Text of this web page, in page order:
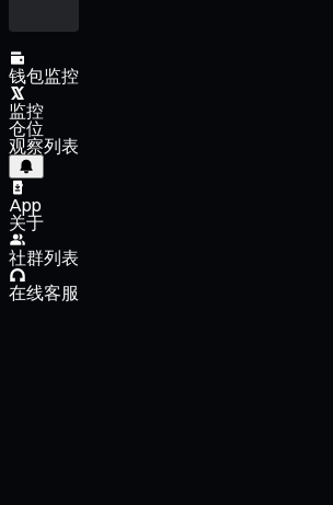
钱包监控
监控
仓位
观察列表
App
关于
社群列表
在线客服